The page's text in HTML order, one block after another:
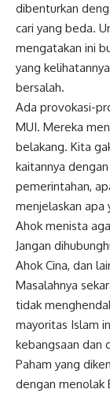
dibenturkan
cari yang beda.
mengatakan ini
yang
bersalah.
Ada provokasi-
MUI. Mereka
belakang. Kita
kaitannya
pemerintahan,
menjelaskan apa
Ahok menista
Jangan
Ahok Cina, dan
Masalahnya
tidak
mayoritas Islam
kebangsaan dan
Paham yang
dengan menolak